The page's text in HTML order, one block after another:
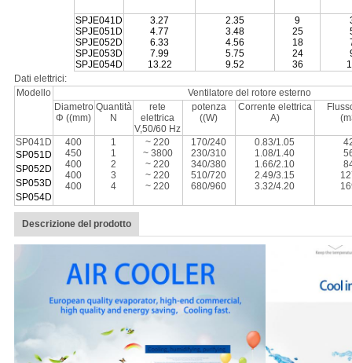
SPJE041D
SPJE051D
SPJE052D
SPJE053D
SPJE054D
3.27
4.77
6.33
7.99
13.22
2.35
3.48
4.56
5.75
9.52
9
25
18
24
36
Dati elettrici:
Modello
Ventilatore del rotore esterno
Diametro
Φ ((mm)
Quantità
N
rete
elettrica
V,50/60 Hz
potenza
((W)
Corrente elettrica
A)
SP041D
SP051D
SP052D
SP053D
SP054D
400
450
400
400
400
1
1
2
3
4
~ 220
~ 3800
~ 220
~ 220
~ 220
170/240
230/310
340/380
510/720
680/960
0.83/1.05
1.08/1.40
1.66/2.10
2.49/3.15
3.32/4.20
Descrizione del prodotto